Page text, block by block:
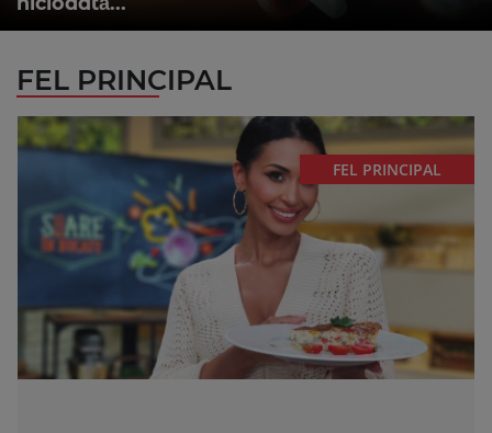
FEL PRINCIPAL
FEL PRINCIPAL